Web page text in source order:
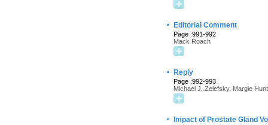
· Editorial Comment
Page :991-992
Mack Roach
· Reply
Page :992-993
Michael J. Zelefsky, Margie
· Impact of Prostate Gland